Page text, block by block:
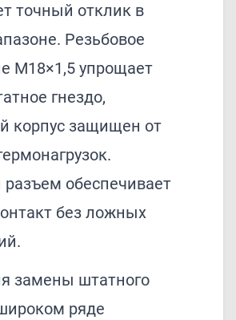
точный отклик в
Резьбовое
М18×1,5 упрощает
гнездо,
корпус защищен от
обеспечивает
без ложных
замены штатного
ряде